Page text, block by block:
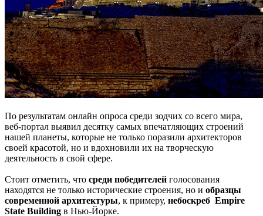
По результатам онлайн опроса среди зодчих со всего мира,
веб-портал выявил десятку самых впечатляющих строений
нашей планеты, которые не только поразили архитекторов
своей красотой, но и вдохновили их на творческую
деятельность в свой сфере.
Стоит отметить, что среди победителей голосования
находятся не только исторические строения, но и образцы
современной архитектуры, к примеру, небоскреб Empire
State Building в Нью-Йорке.